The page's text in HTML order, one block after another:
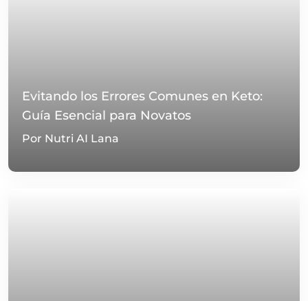
Evitando los Errores Comunes en Keto:
Guía Esencial para Novatos
Por Nutri AI Lana